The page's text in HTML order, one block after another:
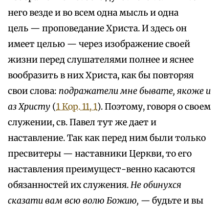
него везде и во всем одна мысль и одна
цель — проповедание Христа. И здесь он
имеет целью — через изображение своей
жизни перед слушателями полнее и яснее
вообразить в них Христа, как бы повторяя
свои слова: подражатели мне бывате, якоже и
аз Христу (1 Кор. 11, 1). Поэтому, говоря о своем
служении, св. Павел тут же дает и
наставление. Так как перед ним были только
пресвитеры — наставники Церкви, то его
наставления преимущест-венно касаются
обязанностей их служения.Не обинухся
сказати вам всю волю Божию, — будьте и вы